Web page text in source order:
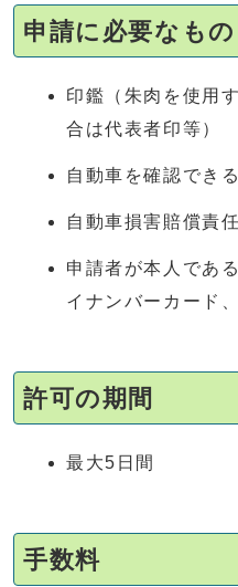
申請に必要なもの
印鑑（朱肉を使用
合は代表者印等）
自動車を確認でき
自動車損害賠償責
申請者が本人であ
イナンバーカード
許可の期間
最大5日間
手数料